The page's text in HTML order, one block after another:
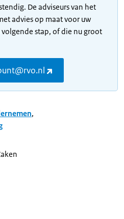
De adviseurs van het
advies op maat voor uw
stap, of die nu groot
,